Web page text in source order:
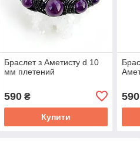
Браслет з Аметисту d 10
мм плетений
590₴
Купити
590